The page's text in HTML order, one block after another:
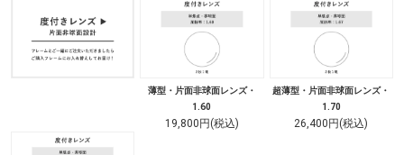
薄型・片面非球面レンズ・
1.60
19,800円(税込)
超薄型・片面非球面レンズ・
1.70
26,400円(税込)